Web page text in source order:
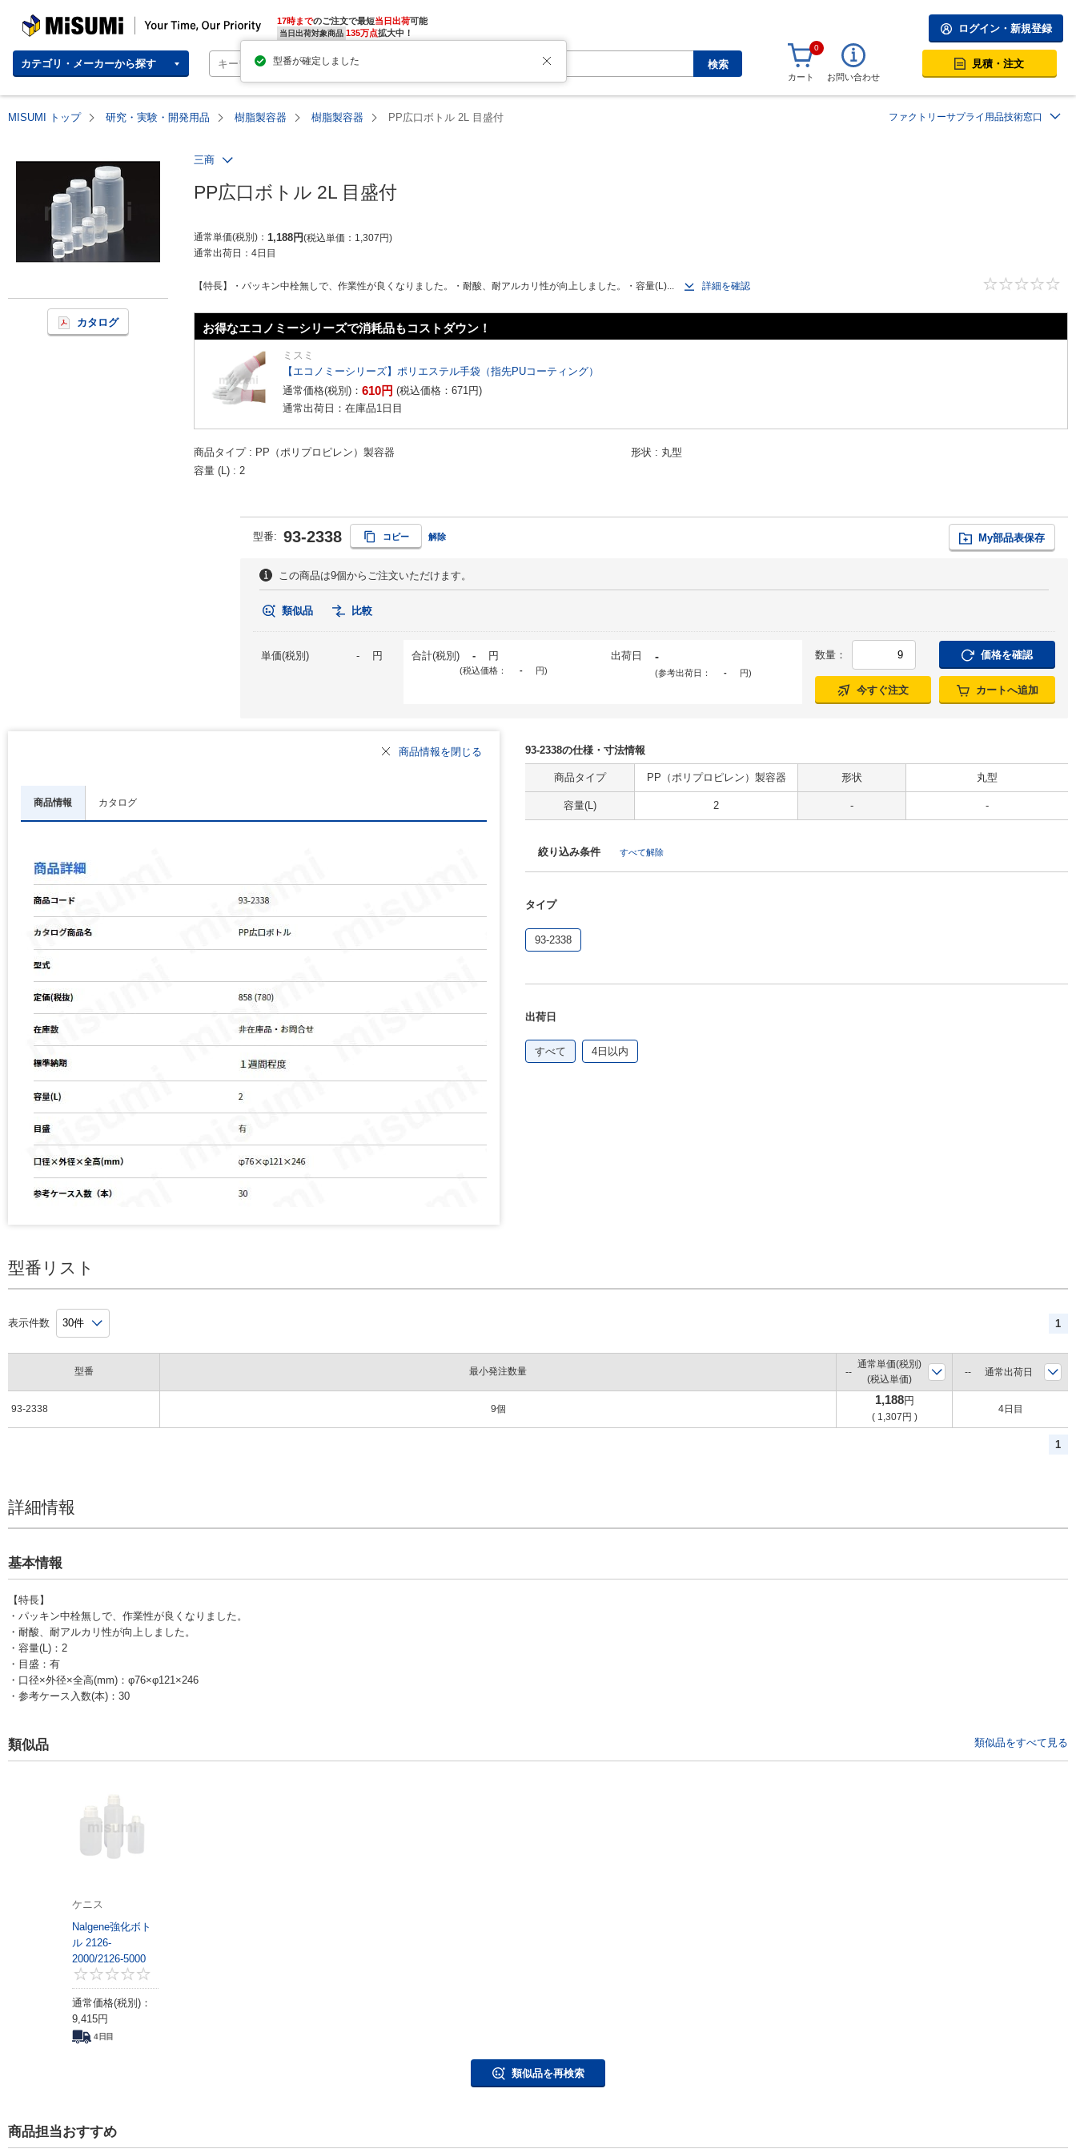
MISUMI | Your Time, Our Priority 17時までのご注文で最短当日出荷
当日出荷対象商品 135万点拡大中！
カテゴリ・メーカーから探す 検索
ログイン・新規登録
0
カート お問い合わせ
見積・注文
MISUMI トップ 研究・実験・開発用品 樹脂製容器 樹脂製容器 PP広口ボトル 2L 目盛付 ファクトリーサプライ用品技術窓口
カタログ
三商
PP広口ボトル 2L 目盛付
通常単価(税別) 1,188円 税込単価 1,307円
通常出荷日： 4日目
【特長】・パッキン中栓無しで、作業性が良くなりました。・耐酸、耐アルカリ性が向上しました。・容量(L)... 詳細を確認
お得なエコノミーシリーズで消耗品もコストダウン！
ミスミ
【エコノミーシリーズ】ポリエステル手袋（指先PUコーティング）
通常価格(税別)： 610円 (税込価格： 671円)
通常出荷日：在庫品1日目
商品タイプ PP（ポリプロピレン）製容器 形状
丸型
容量 (L)
2
型番: 93-2338 コピー 解除 My部品表保存
この商品は9個からご注文いただけます。
類似品 比較
単価(税別) - 円 合計(税別) - 円
(税込価格： - 円)
出荷日 -
(参考出荷日： - 円)
数量： 価格を確認
今すぐ注文 カートへ追加
商品情報を閉じる
商品情報 カタログ
93-2338の仕様・寸法情報
商品タイプ PP（ポリプロピレン）製容器 形状 丸型
容量(L) 2 - -
絞り込み条件 すべて解除
タイプ
93-2338
出荷日
すべて 4日以内
型番リスト
表示件数 1
型番
93-2338
最小発注数量
9個
通常単価(税別)
(税込単価)
通常出荷日
1,188円
( 1,307 円 )
4日目
1
詳細情報
基本情報
【特長】
・パッキン中栓無しで、作業性が良くなりました。
・耐酸、耐アルカリ性が向上しました。
・容量(L)：2
・目盛：有
・口径×外径×全高(mm)：φ76×φ121×246
・参考ケース入数(本)：30
類似品 類似品をすべて見る
ケニス
Nalgene強化ボト
ル 2126-
2000/2126-5000
通常価格(税別)：
9,415円
4日目
類似品を再検索
商品担当おすすめ
型番が確定しました